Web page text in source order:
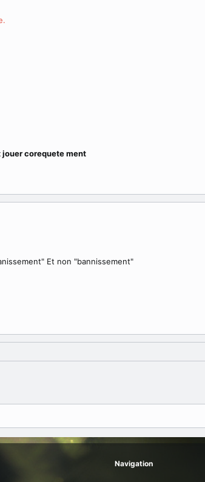
jouer corequete ment
Et non "bannissement"
Navigation